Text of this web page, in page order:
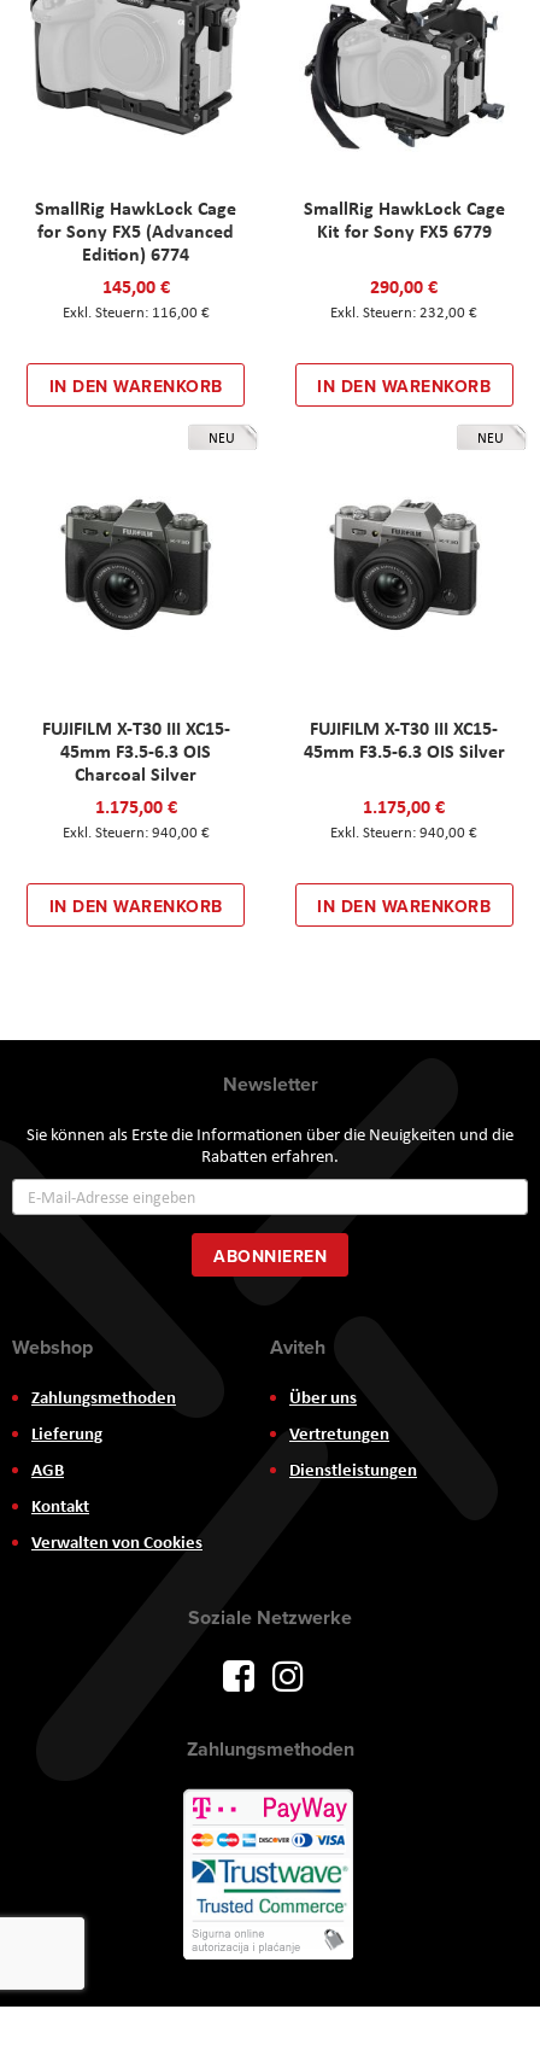
SmallRig HawkLock Cage
for Sony FX5 (Advanced
Edition) 6774
145,00 €
116,00 €
IN DEN WARENKORB
SmallRig HawkLock Cage
Kit for Sony FX5 6779
290,00 €
232,00 €
IN DEN WARENKORB
NEU
FUJIFILM X-T30 III XC15-
45mm F3.5-6.3 OIS
Charcoal Silver
1.175,00 €
940,00 €
IN DEN WARENKORB
NEU
FUJIFILM X-T30 III XC15-
45mm F3.5-6.3 OIS Silver
1.175,00 €
940,00 €
IN DEN WARENKORB
Newsletter
Sie können als Erste die Informationen über die Neuigkeiten und die
Rabatten erfahren.
zum
Newsletter:
ABONNIEREN
Webshop
Zahlungsmethoden
Lieferung
AGB
Kontakt
Verwalten von Cookies
Aviteh
Über uns
Vertretungen
Dienstleistungen
Soziale Netzwerke
Zahlungsmethoden